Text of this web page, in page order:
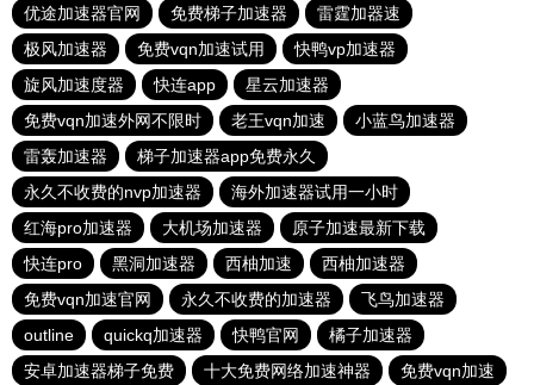
优途加速器官网
免费梯子加速器
雷霆加器速
极风加速器
免费vqn加速试用
快鸭vp加速器
旋风加速度器
快连app
星云加速器
免费vqn加速外网不限时
老王vqn加速
小蓝鸟加速器
雷轰加速器
梯子加速器app免费永久
永久不收费的nvp加速器
海外加速器试用一小时
红海pro加速器
大机场加速器
原子加速最新下载
快连pro
黑洞加速器 西柚加速
西柚加速器
免费vqn加速官网
永久不收费的加速器
飞鸟加速器
outline
quickq加速器 快鸭官网
橘子加速器
安卓加速器梯子免费
十大免费网络加速神器 免费vqn加速